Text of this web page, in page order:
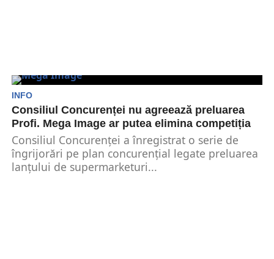
INFO
Consiliul Concurenței nu agreează preluarea
Profi. Mega Image ar putea elimina competiția
Consiliul Concurenței a înregistrat o serie de
îngrijorări pe plan concurențial legate preluarea
lanțului de supermarketuri...